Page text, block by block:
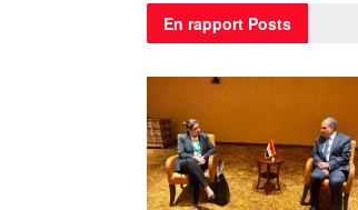
En rapport Posts